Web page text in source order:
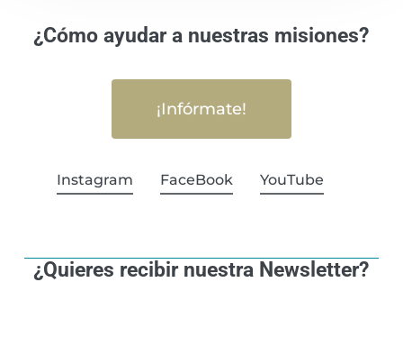
¿Cómo ayudar a nuestras misiones?
¡Infórmate!
Instagram FaceBook YouTube
¿Quieres recibir nuestra Newsletter?